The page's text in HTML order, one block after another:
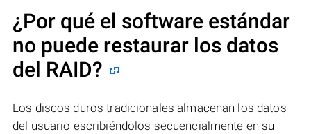
¿Por qué el software estándar
no puede restaurar los datos
del RAID?
Los discos duros tradicionales almacenan los datos
del usuario escribiéndolos secuencialmente en su